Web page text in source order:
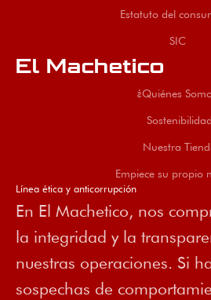
Estatuto del
SIC
El Machetico
¿Quiénes
Sostenibilidad
Nuestra
Empiece su propio
Línea ética y anticorrupción
En El Machetico, nos
la integridad y la
nuestras operaciones. Si
sospechas de